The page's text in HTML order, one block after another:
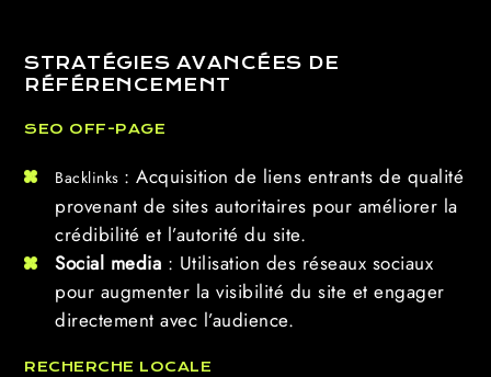
STRATÉGIES AVANCÉES DE
RÉFÉRENCEMENT
SEO OFF-PAGE
Backlinks : Acquisition de liens entrants de qualité
provenant de sites autoritaires pour améliorer la
crédibilité et l’autorité du site.
Social media : Utilisation des réseaux sociaux
pour augmenter la visibilité du site et engager
directement avec l’audience.
RECHERCHE LOCALE